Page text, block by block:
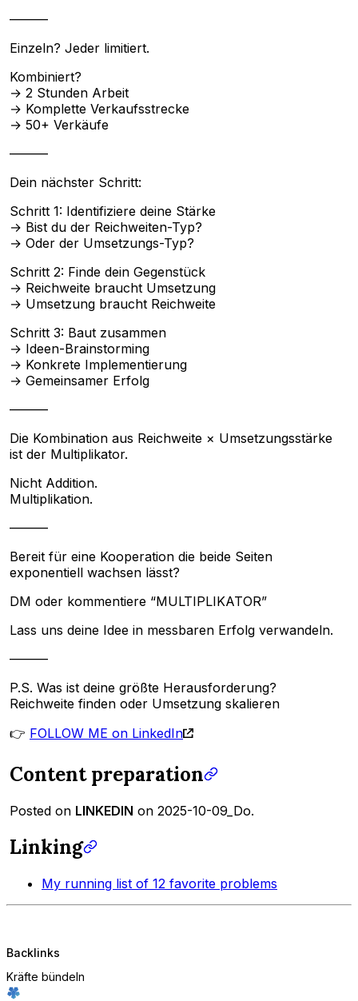
———
Einzeln? Jeder limitiert.
Kombiniert?
→ 2 Stunden Arbeit
→ Komplette Verkaufsstrecke
→ 50+ Verkäufe
———
Dein nächster Schritt:
Schritt 1: Identifiziere deine Stärke
→ Bist du der Reichweiten-Typ?
→ Oder der Umsetzungs-Typ?
Schritt 2: Finde dein Gegenstück
→ Reichweite braucht Umsetzung
→ Umsetzung braucht Reichweite
Schritt 3: Baut zusammen
→ Ideen-Brainstorming
→ Konkrete Implementierung
→ Gemeinsamer Erfolg
———
Die Kombination aus Reichweite × Umsetzungsstärke
ist der Multiplikator.
Nicht Addition.
Multiplikation.
———
Bereit für eine Kooperation die beide Seiten
exponentiell wachsen lässt?
DM oder kommentiere “MULTIPLIKATOR”
Lass uns deine Idee in messbaren Erfolg verwandeln.
———
P.S. Was ist deine größte Herausforderung?
Reichweite finden oder Umsetzung skalieren
👉 FOLLOW ME on LinkedIn
Content preparation
Posted on LINKEDIN on 2025-10-09_Do.
Linking
My running list of 12 favorite problems
Backlinks
Kräfte bündeln